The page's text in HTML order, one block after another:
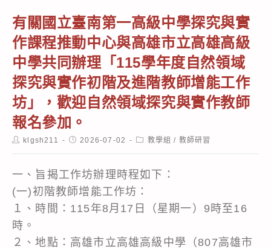
有關國立臺南第一高級中學探究與實
作課程推動中心與高雄市立高雄高級
中學共同辦理「115學年度自然領域
探究與實作初階及進階教師增能工作
坊」，歡迎自然領域探究與實作教師
報名參加。
Postklgsh211
Post2026-07-02
Post教學組 / 教師研習
一、旨揭工作坊辦理時程如下：
(一)初階教師增能工作坊：
１、時間：115年8月17日（星期一）9時至16
時。
２、地點：高雄市立高雄高級中學（807高雄市